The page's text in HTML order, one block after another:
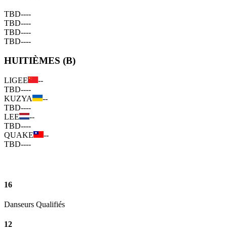
TBD----
TBD----
TBD----
TBD----
HUITIÈMES (B)
LIGEE
--
TBD----
KUZYA
--
TBD----
LEE
--
TBD----
QUAKE
--
TBD----
16
Danseurs Qualifiés
12